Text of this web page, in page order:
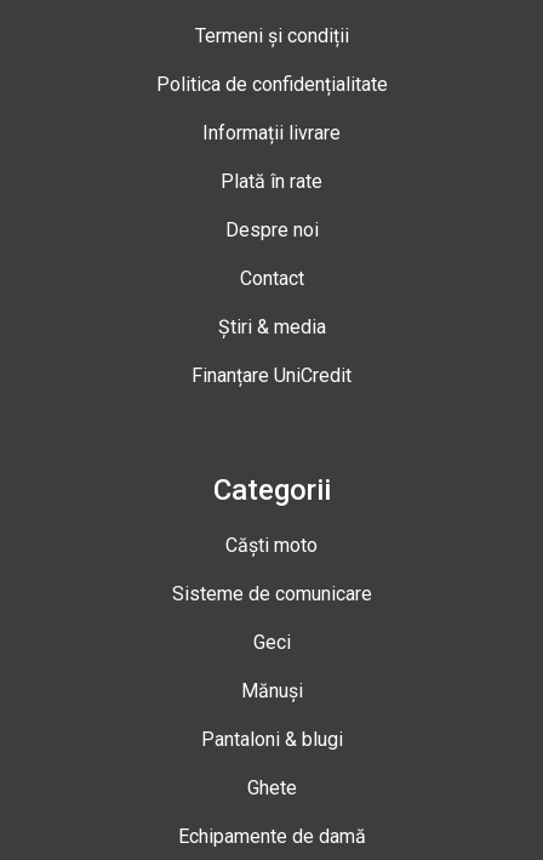
Termeni și condiții
Politica de confidențialitate
Informații livrare
Plată în rate
Despre noi
Contact
Știri & media
Finanțare UniCredit
Categorii
Căști moto
Sisteme de comunicare
Geci
Mănuși
Pantaloni & blugi
Ghete
Echipamente de damă